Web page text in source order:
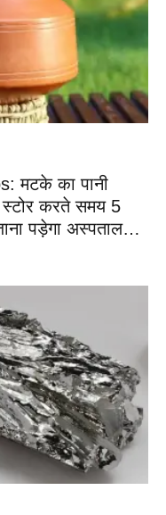
मटके का पानी
स्टोर करते समय 5
पड़ेगा अस्पताल…